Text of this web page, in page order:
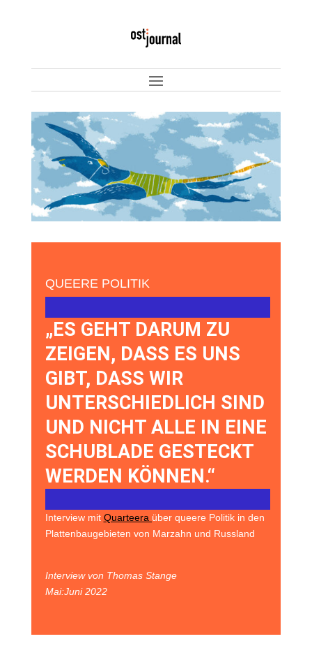
QUEERE POLITIK
„ES GEHT DARUM ZU
ZEIGEN, DASS ES UNS
GIBT, DASS WIR
UNTERSCHIEDLICH SIND
UND NICHT ALLE IN EINE
SCHUBLADE GESTECKT
WERDEN KÖNNEN.“
Interview mit Quarteera über queere Politik in den
Plattenbaugebieten von Marzahn und Russland
Interview von Thomas Stange
Mai:Juni 2022